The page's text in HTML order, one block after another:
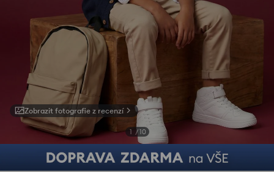
Zobrazit fotografie z recenzí
1 /10